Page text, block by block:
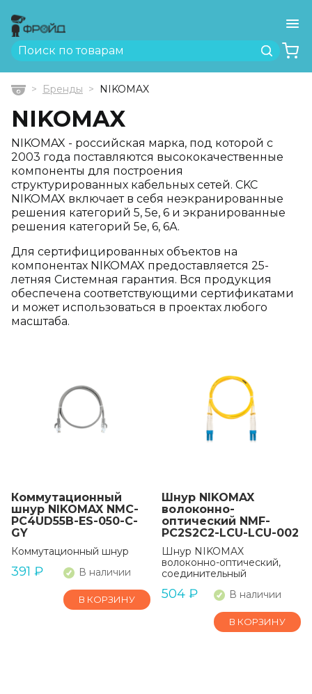
Найти
ГлавнаяБренды NIKOMAX
NIKOMAX
NIKOMAX - российская марка, под которой с
2003 года поставляются высококачественные
компоненты для построения
структурированных кабельных сетей. CKC
NIKOMAX включает в себя неэкранированные
решения категорий 5, 5е, 6 и экранированные
решения категорий 5е, 6, 6А.
Для сертифицированных объектов на
компонентах NIKOMAX предоставляется 25-
летняя Системная гарантия. Вся продукция
обеспечена соответствующими сертификатами
и может использоваться в проектах любого
масштаба.
Коммутационный
шнур NIKOMAX NMC-
PC4UD55B-ES-050-C-
GY
Коммутационный шнур
391 ₽ В наличии
В КОРЗИНУ
Шнур NIKOMAX
волоконно-
оптический NMF-
PC2S2C2-LCU-LCU-002
Шнур NIKOMAX
волоконно-оптический,
соединительный
504 ₽ В наличии
В КОРЗИНУ